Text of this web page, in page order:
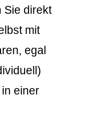
Sie direkt
mit
egal
einer